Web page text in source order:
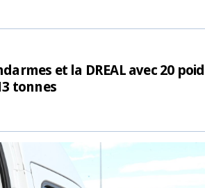
et la DREAL avec 20
tonnes